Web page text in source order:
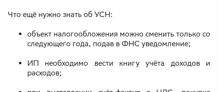
Что ещё нужно знать об УСН:
объект налогообложения можно сменить только со
следующего года, подав в ФНС уведомление;
ИП необходимо вести книгу учёта доходов и
расходов;